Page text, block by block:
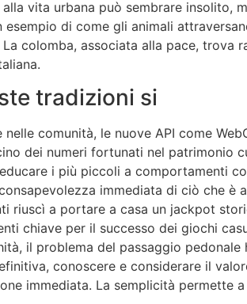
vita urbana può sembrare insolito,
di come gli animali
colomba, associata alla pace,
tradizioni si
comunità, le nuove API come
dei numeri fortunati nel patrimonio
i più piccoli a comportamenti
immediata di ciò che è
riuscì a portare a casa un jackpot
chiave per il successo dei giochi
il problema del passaggio
conoscere e considerare il
immediata. La semplicità permette